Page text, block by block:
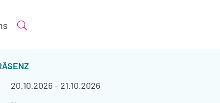
Suche öffnen
Veranstaltungszeitraum
20.10.2026– 21.10.2026